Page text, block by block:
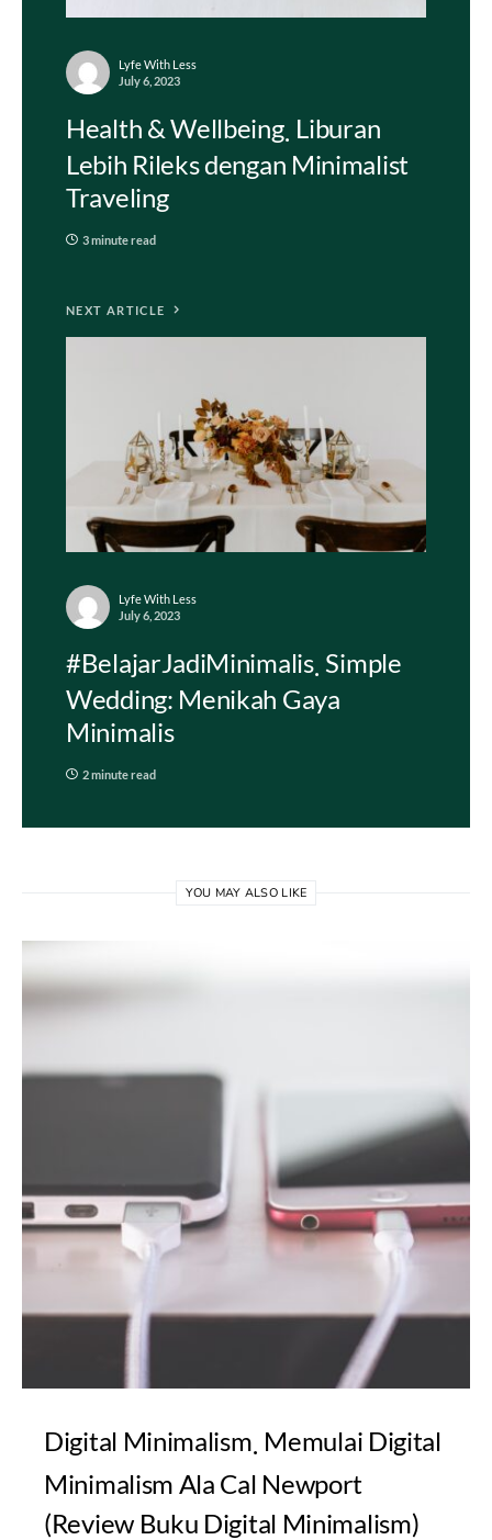
Lyfe With Less
July 6, 2023
Health & Wellbeing Liburan
Lebih Rileks dengan Minimalist
Traveling
3 minute read
NEXT ARTICLE
Lyfe With Less
July 6, 2023
#BelajarJadiMinimalis Simple
Wedding: Menikah Gaya
Minimalis
2 minute read
YOU MAY ALSO LIKE
Digital Minimalism Memulai Digital
Minimalism Ala Cal Newport
(Review Buku Digital Minimalism)